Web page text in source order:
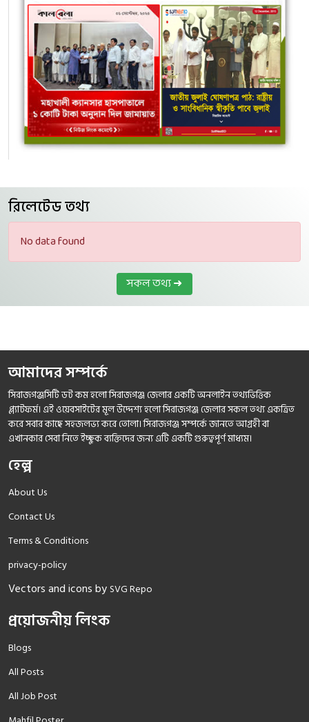
রিলেটেড তথ্য
No data found
সকল তথ্য ➜
আমাদের সম্পর্কে
সিরাজগঞ্জসিটি ডট কম হলো সিরাজগঞ্জ জেলার একটি অনলাইন তথ্যভিত্তিক
প্ল্যাটফর্ম। এই ওয়েবসাইটের মূল উদ্দেশ্য হলো সিরাজগঞ্জ জেলার সকল তথ্য একত্রিত
করে সবার কাছে সহজলভ্য করে তোলা। সিরাজগঞ্জ সম্পর্কে জানতে আগ্রহী বা
এখানকার সেবা নিতে ইচ্ছুক ব্যক্তিদের জন্য এটি একটি গুরুত্বপূর্ণ মাধ্যম।
হেল্প
About Us
Contact Us
Terms & Conditions
privacy-policy
Vectors and icons by SVG Repo
প্রয়োজনীয় লিংক
Blogs
All Posts
All Job Post